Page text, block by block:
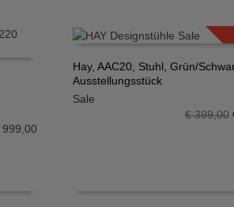
999,00
Hay, AAC20, Stuhl, Grün/
Ausstellungsstück
Sale
€399,00